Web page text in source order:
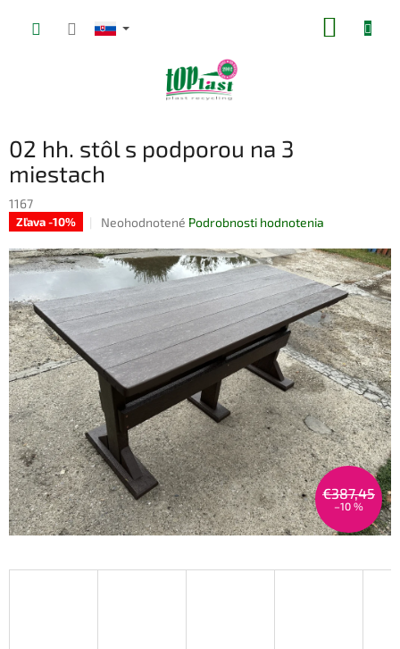
02 hh. stôl s podporou na 3
miestach
1167
Zľava -10%
Priemerné
produktu
je
0,0
z
5
hviezdičiek.
Neohodnotené Podrobnosti hodnotenia
€387,45
–10 %